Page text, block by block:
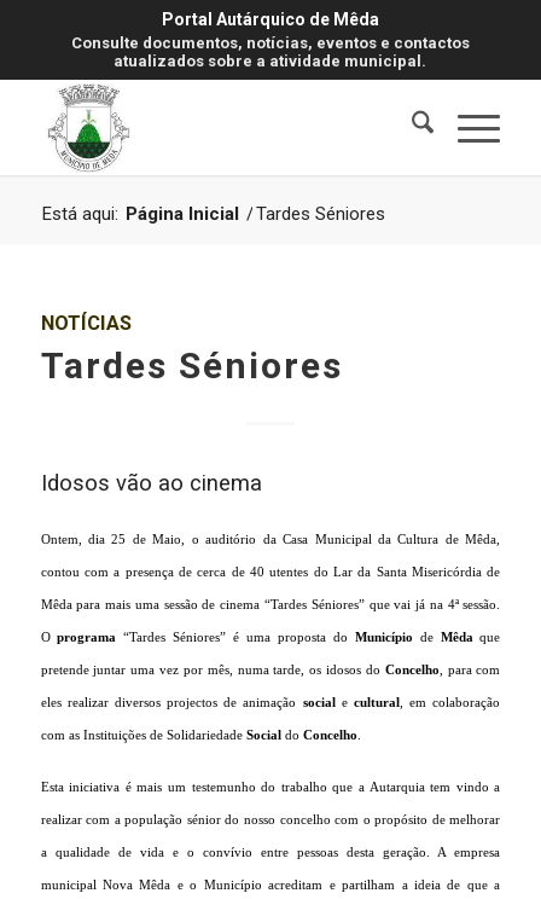
Portal Autárquico de Mêda
Consulte documentos, notícias, eventos e contactos
atualizados sobre a atividade municipal.
Está aqui: Página Inicial /Tardes Séniores
NOTÍCIAS
Tardes Séniores
Idosos vão ao cinema
Ontem, dia 25 de Maio, o auditório da Casa Municipal da Cultura de Mêda,
contou com a presença decerca de 40 utentes do Lar da Santa Misericórdia de
Mêdapara mais uma sessão de cinema “Tardes Séniores” que vai já na 4ª sessão.
O programa “Tardes Séniores” é uma proposta do Município de Mêda que
pretende juntar uma vez por mês, numa tarde, os idosos do Concelho, para com
eles realizar diversos projectos de animação social e cultural, em colaboração
com as Instituições de Solidariedade Social do Concelho.
Esta iniciativa é mais um testemunho do trabalho que a Autarquia tem vindo a
realizar com a população sénior do nosso concelho com o propósito de melhorar
a qualidade de vida e o convívio entre pessoas desta geração.A empresa
municipal Nova Mêda e o Município acreditam e partilham a ideia de que a